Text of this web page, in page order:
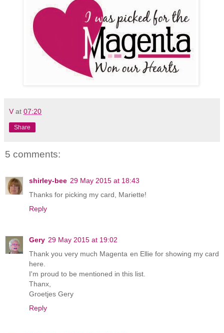
V at 07:20
Share
5 comments:
shirley-bee 29 May 2015 at 18:43
Thanks for picking my card, Mariette!
Reply
Gery 29 May 2015 at 19:02
Thank you very much Magenta en Ellie for showing my card
here.
I'm proud to be mentioned in this list.
Thanx,
Groetjes Gery
Reply